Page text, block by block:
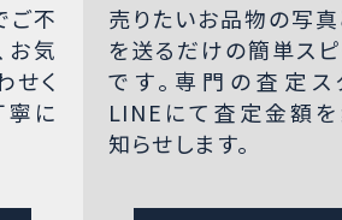
ご不
お気
せく
寧に
売りたいお品物の写
を送るだけの簡単ス
です。専門の査定ス
LINEにて査定金額を
知らせします。